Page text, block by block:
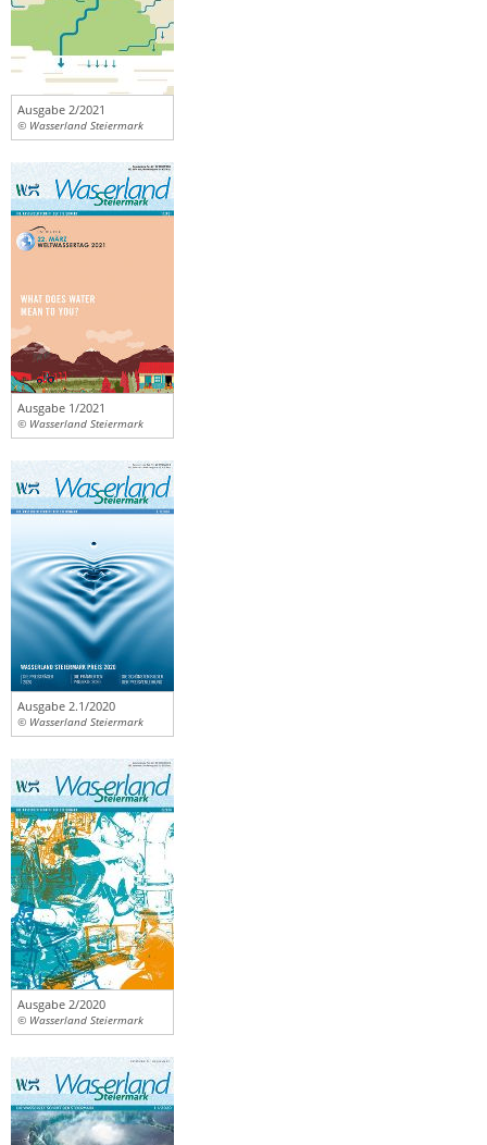
Ausgabe 2/2021
© Wasserland Steiermark
Ausgabe 1/2021
© Wasserland Steiermark
Ausgabe 2.1/2020
© Wasserland Steiermark
Ausgabe 2/2020
© Wasserland Steiermark